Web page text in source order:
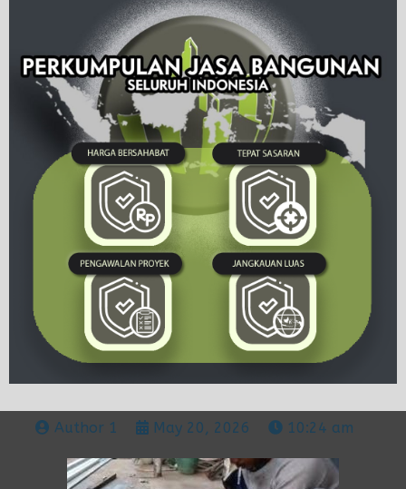
Author 1 May 20, 2026 10:24 am